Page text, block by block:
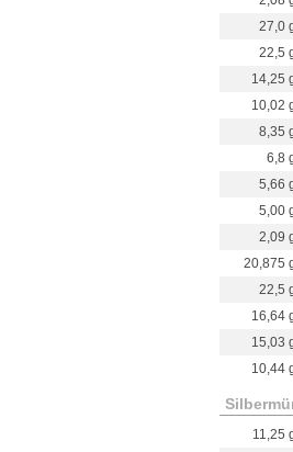
27,0
22,5
14,25
10,02
8,35
6,8
5,66
5,00
2,09
20,875
22,5
16,64
15,03
10,44
11,25